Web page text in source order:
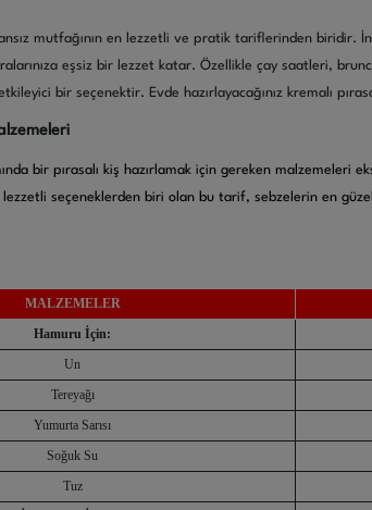
mutfağının en lezzetli ve pratik tariflerinden biridir.
eşsiz bir lezzet katar. Özellikle çay saatleri,
bir seçenektir. Evde hazırlayacağınız kremalı
bir pırasalı kiş hazırlamak için gereken malzemeleri
lezzetli seçeneklerden biri olan bu tarif, sebzelerin en
MALZEMELER
Hamuru İçin:
Un
Tereyağı
Yumurta Sarısı
Soğuk Su
Tuz